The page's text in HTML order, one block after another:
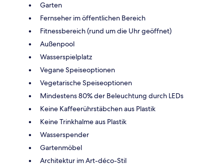
Garten
Fernseher im öffentlichen Bereich
Fitnessbereich (rund um die Uhr geöffnet)
Außenpool
Wasserspielplatz
Vegane Speiseoptionen
Vegetarische Speiseoptionen
Mindestens 80% der Beleuchtung durch LEDs
Keine Kaffeerührstäbchen aus Plastik
Keine Trinkhalme aus Plastik
Wasserspender
Gartenmöbel
Architektur im Art-déco-Stil